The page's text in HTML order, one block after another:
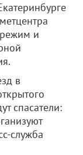
и
в
спасатели:
служба